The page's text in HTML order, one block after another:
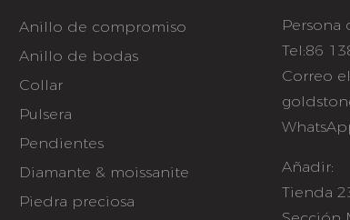
Anillo de compromiso
Anillo de bodas
Collar
Pulsera
Pendientes
Diamante & moissanite
Piedra preciosa
Persona
Tel:86
Correo
Añadir:
Tienda